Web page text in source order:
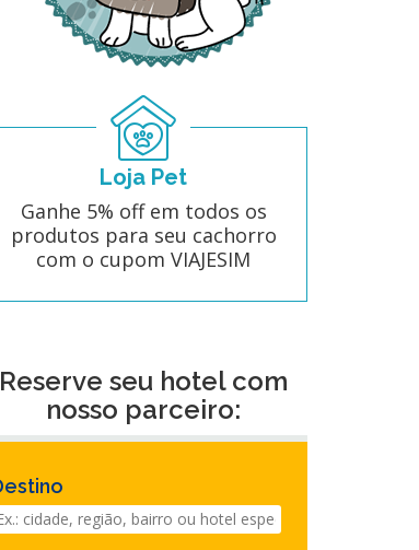
Loja Pet
Ganhe 5% off em todos os
produtos para seu cachorro
com o cupom VIAJESIM
Reserve seu hotel com
nosso parceiro:
Destino